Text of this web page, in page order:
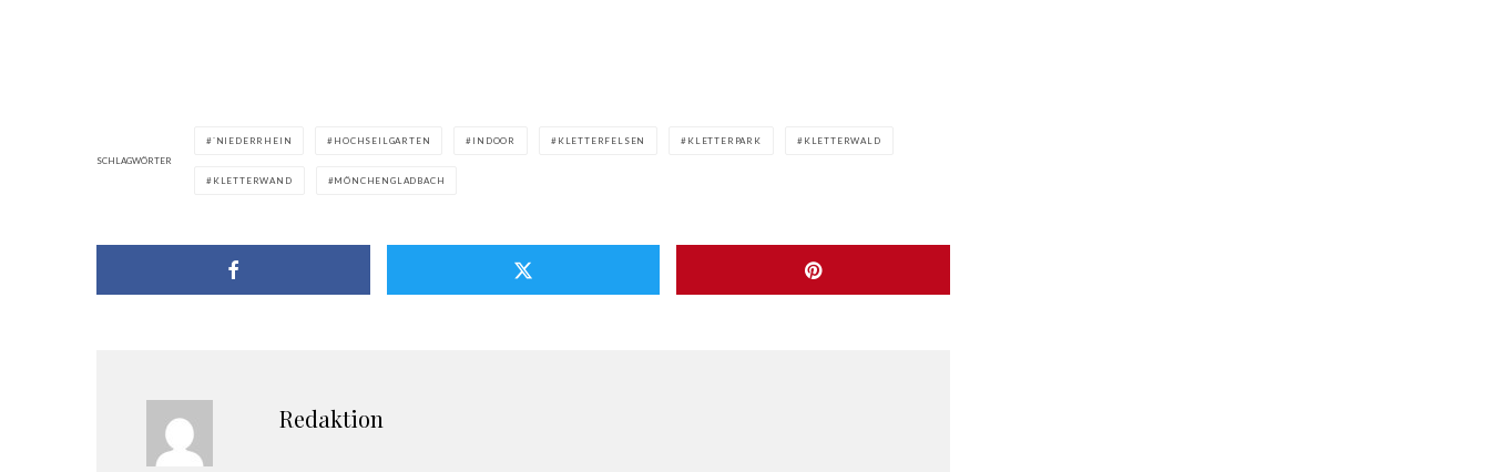
SCHLAGWÖRTER
`NIEDERRHEIN HOCHSEILGARTEN INDOOR KLETTERFELSEN KLETTERPARK KLETTERWALD
KLETTERWAND MÖNCHENGLADBACH
Redaktion